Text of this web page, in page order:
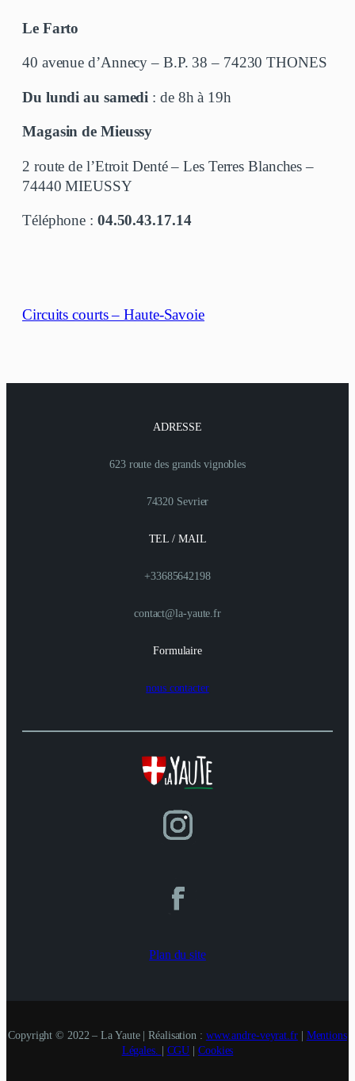
Le Farto
40 avenue d’Annecy – B.P. 38 – 74230 THONES
Du lundi au samedi : de 8h à 19h
Magasin de Mieussy
2 route de l’Etroit Denté – Les Terres Blanches –
74440 MIEUSSY
Téléphone : 04.50.43.17.14
Circuits courts – Haute-Savoie
ADRESSE
623 route des grands vignobles
74320 Sevrier
TEL / MAIL
+33685642198
contact@la-yaute.fr
Formulaire
nous contacter
Plan du site
Copyright © 2022 – La Yaute | Réalisation : www.andre-veyrat.fr| Mentions
Légales. | CGU | Cookies